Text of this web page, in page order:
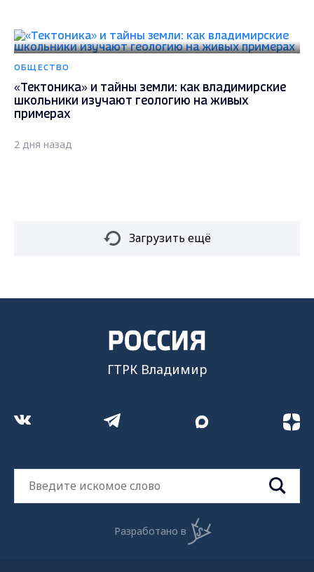
ОБЩЕСТВО
«Тектоника» и тайны земли: как владимирские
школьники изучают геологию на живых
примерах
2 дня назад
Загрузить ещё
ГТРК Владимир
Разработано в